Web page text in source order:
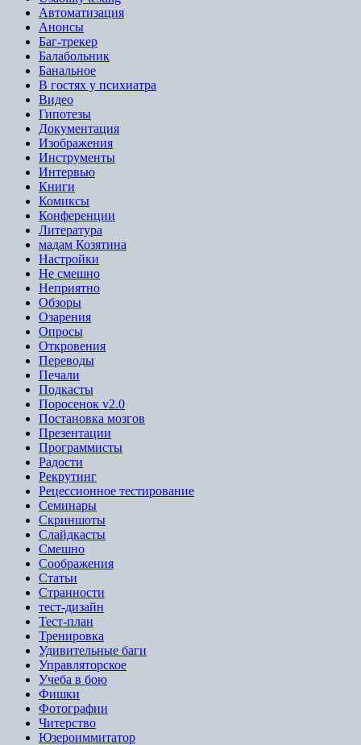
Автоматизация
Анонсы
Баг-трекер
Балабольник
Банальное
В гостях у психиатра
Видео
Гипотезы
Документация
Изображения
Инструменты
Интервью
Книги
Комиксы
Конференции
Литература
мадам Козятина
Настройки
Не смешно
Неприятно
Обзоры
Озарения
Опросы
Откровения
Переводы
Печали
Подкасты
Поросенок v2.0
Постановка мозгов
Презентации
Программисты
Радости
Рекрутинг
Рецессионное тестирование
Семинары
Скриншоты
Слайдкасты
Смешно
Соображения
Статьи
Странности
тест-дизайн
Тест-план
Тренировка
Удивительные баги
Управляторское
Учеба в бою
Фишки
Фотографии
Читерство
Юзероиммитатор